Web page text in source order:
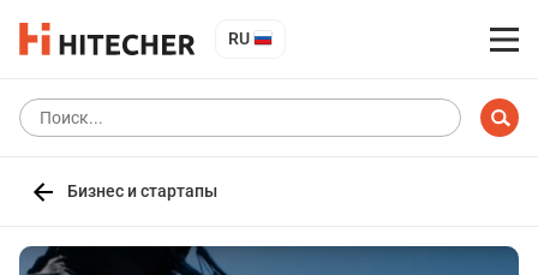
RU
Бизнес и стартапы